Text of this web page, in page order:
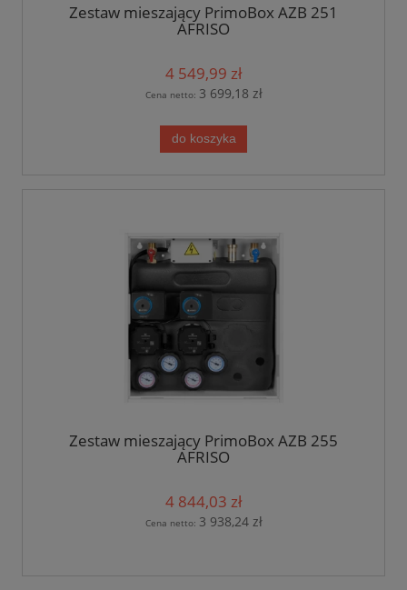
Zestaw mieszający PrimoBox AZB 251
AFRISO
4 549,99 zł
Cena netto: 3 699,18 zł
do koszyka
Zestaw mieszający PrimoBox AZB 255
AFRISO
4 844,03 zł
Cena netto: 3 938,24 zł